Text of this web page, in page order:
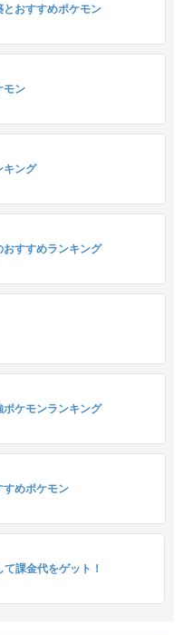
おすすめポケモン
モン
キング
すすめランキング
ポケモンランキング
すめポケモン
課金代をゲット！